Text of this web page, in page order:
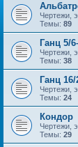
Чертежи,
Темы: 89
Ганц 5/
Чертежи,
Темы: 38
Ганц 16/
Чертежи,
Темы: 24
Кондор
Чертежи,
Темы: 29